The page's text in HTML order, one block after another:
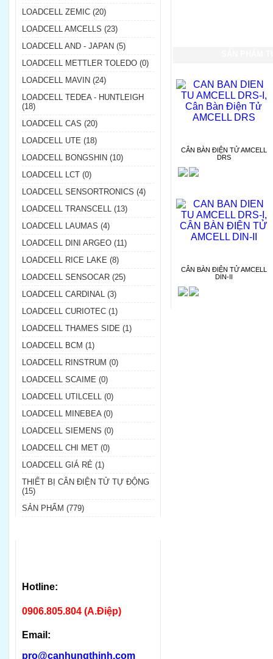
LOADCELL ZEMIC (20)
LOADCELL AMCELLS (23)
LOADCELL AND - JAPAN (5)
LOADCELL METTLER TOLEDO (0)
LOADCELL MAVIN (24)
LOADCELL TEDEA - HUNTLEIGH
(18)
LOADCELL CAS (20)
LOADCELL UTE (18)
LOADCELL BONGSHIN (10)
LOADCELL LCT (0)
LOADCELL SENSORTRONICS (4)
LOADCELL TRANSCELL (13)
LOADCELL LAUMAS (4)
LOADCELL DINI ARGEO (11)
LOADCELL RICE LAKE (8)
LOADCELL SENSOCAR (25)
LOADCELL CARDINAL (3)
LOADCELL CURIOTEC (1)
LOADCELL THAMES SIDE (1)
LOADCELL BCM (1)
LOADCELL RINSTRUM (0)
LOADCELL SCAIME (0)
LOADCELL UTILCELL (0)
LOADCELL MINEBEA (0)
LOADCELL SIEMENS (0)
LOADCELL CHI MET (0)
LOADCELL GIÁ RẺ (1)
THIẾT BỊ CÂN ĐIỆN TỬ TỰ ĐỘNG
(15)
SẢN PHẨM (779)
Hotline:
0906.805.804 (A.Điệp)
Email:
pro@canhungthinh.com
CÂN BÀN ĐIỆN TỬ AMCELL
DRS
CÂN BÀN ĐIỆN TỬ AMCELL
DIN-II